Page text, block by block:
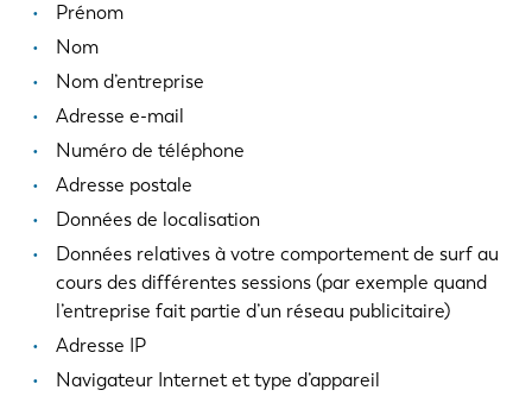
Prénom
Nom
Nom d’entreprise
Adresse e-mail
Numéro de téléphone
Adresse postale
Données de localisation
Données relatives à votre comportement de surf au
cours des différentes sessions (par exemple quand
l’entreprise fait partie d’un réseau publicitaire)
Adresse IP
Navigateur Internet et type d’appareil
Témoignages
Événements
Centre des ressources
Secteurs et solutions
Carrières
Contactez nous